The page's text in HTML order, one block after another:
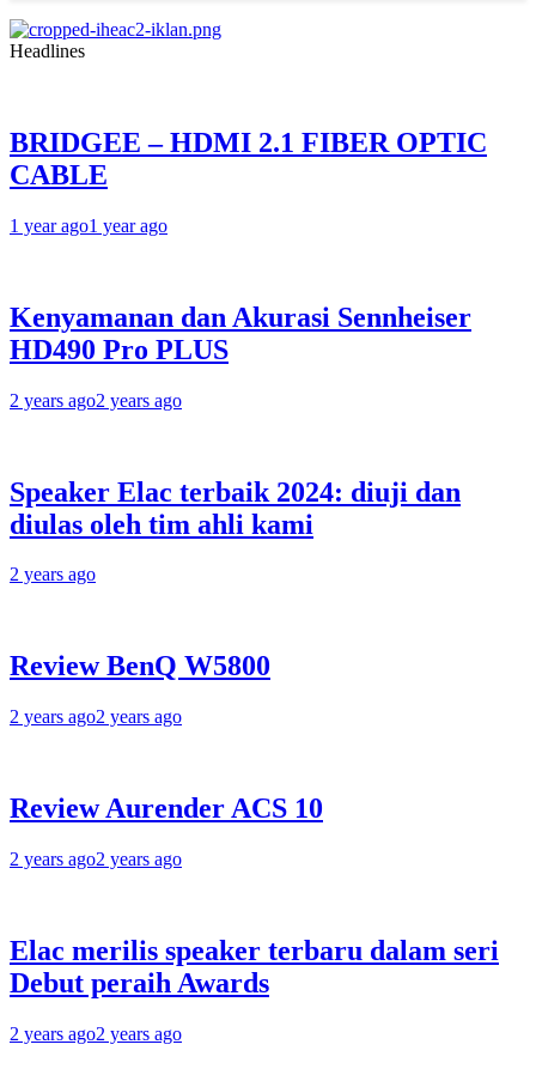
Headlines
BRIDGEE – HDMI 2.1 FIBER OPTIC
CABLE
1 year ago1 year ago
Kenyamanan dan Akurasi Sennheiser
HD490 Pro PLUS
2 years ago2 years ago
Speaker Elac terbaik 2024: diuji dan
diulas oleh tim ahli kami
2 years ago
Review BenQ W5800
2 years ago2 years ago
Review Aurender ACS 10
2 years ago2 years ago
Elac merilis speaker terbaru dalam seri
Debut peraih Awards
2 years ago2 years ago